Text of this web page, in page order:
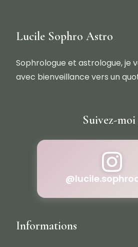
Lucile Sophro Astro
Sophrologue et astrologue, je
avec bienveillance vers un
Suivez-moi
Informations